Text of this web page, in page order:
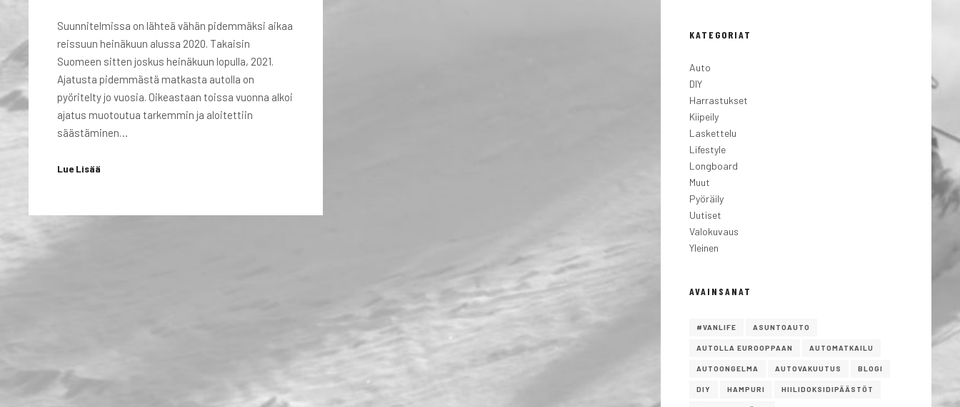
Suunnitelmissa on lähteä vähän pidemmäksi aikaa
reissuun heinäkuun alussa 2020. Takaisin
Suomeen sitten joskus heinäkuun lopulla, 2021.
Ajatusta pidemmästä matkasta autolla on
pyöritelty jo vuosia. Oikeastaan toissa vuonna alkoi
ajatus muotoutua tarkemmin ja aloitettiin
säästäminen…
Lue Lisää
KATEGORIAT
Auto
DIY
Harrastukset
Kiipeily
Laskettelu
Lifestyle
Longboard
Muut
Pyöräily
Uutiset
Valokuvaus
Yleinen
AVAINSANAT
#VANLIFE ASUNTOAUTO
AUTOLLA EUROOPPAAN AUTOMATKAILU
AUTOONGELMA AUTOVAKUUTUS BLOGI
DIY HAMPURI HIILIDOKSIDIPÄÄSTÖT